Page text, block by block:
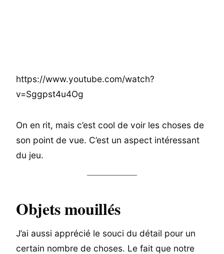
https://www.youtube.com/watch?
v=Sggpst4u4Og
On en rit, mais c’est cool de voir les choses de
son point de vue. C’est un aspect intéressant
du jeu.
Objets mouillés
J’ai aussi apprécié le souci du détail pour un
certain nombre de choses. Le fait que notre